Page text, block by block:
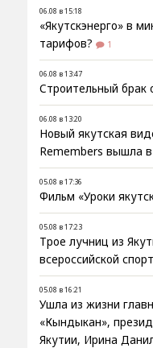
06.08 в 15:18
«Якутскэнерго» в
тарифов?
1
06.08 в 13:47
Строительный брак
06.08 в 13:20
Новый якутская
Remembers вышла
05.08 в 17:36
Фильм «Уроки
05.08 в 17:23
Трое лучниц из
всероссийской
05.08 в 16:21
Ушла из жизни
«Кындыкан»,
Якутии, Ирина